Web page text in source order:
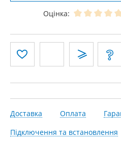
Оцінка:
Доставка Оплата
Підключення та встановлення